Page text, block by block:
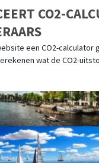
CO2-
een CO2-calculator
wat de CO2-